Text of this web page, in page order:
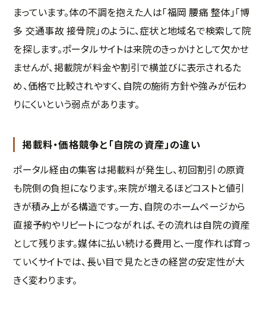
まっています。体の不調を抱えた人は「福岡 腰痛 整体」「博
多 交通事故 接骨院」のように、症状と地域名で検索して院
を探します。ポータルサイトは来院のきっかけとして欠かせ
ませんが、掲載院が料金や割引で横並びに表示されるた
め、価格で比較されやすく、自院の施術方針や強みが伝わ
りにくいという弱点があります。
掲載料・価格競争と「自院の資産」の違い
ポータル経由の集客は掲載料が発生し、初回割引の原資
も院側の負担になります。来院が増えるほどコストと値引
きが積み上がる構造です。一方、自院のホームページから
直接予約やリピートにつながれば、その流れは自院の資産
として残ります。媒体に払い続ける費用と、一度作れば育っ
ていくサイトでは、長い目で見たときの経営の安定性が大
きく変わります。